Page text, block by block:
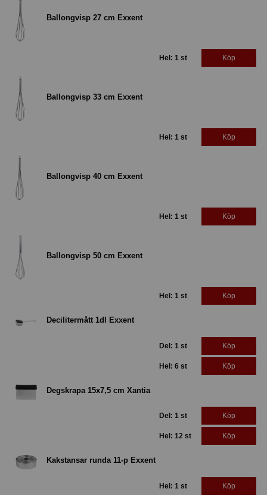
Ballongvisp 27 cm Exxent
Hel: 1 st Köp
Ballongvisp 33 cm Exxent
Hel: 1 st Köp
Ballongvisp 40 cm Exxent
Hel: 1 st Köp
Ballongvisp 50 cm Exxent
Hel: 1 st Köp
Decilitermått 1dl Exxent
Del: 1 st Köp
Hel: 6 st Köp
Degskrapa 15x7,5 cm Xantia
Del: 1 st Köp
Hel: 12 st Köp
Kakstansar runda 11-p Exxent
Hel: 1 st Köp